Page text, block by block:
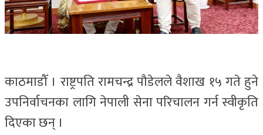
काठमाडौँ । राष्ट्रपति रामचन्द्र पौडेलले वैशाख १५ गते हुने
उपनिर्वाचनका लागि नेपाली सेना परिचालन गर्न स्वीकृति
दिएका छन् ।